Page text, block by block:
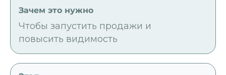
Чтобы запустить продажи и
повысить видимость